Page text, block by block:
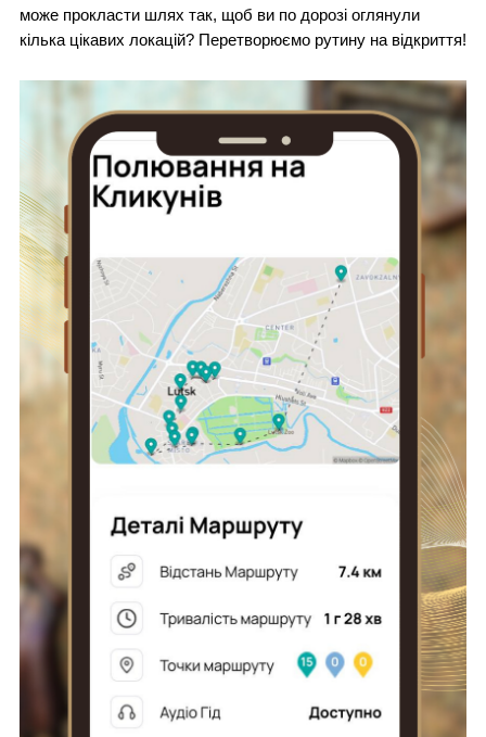
може прокласти шлях так, щоб ви по дорозі оглянули
кілька цікавих локацій? Перетворюємо рутину на відкриття!